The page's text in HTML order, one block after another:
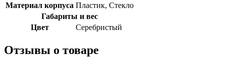
Материал корпуса Пластик, Стекло
Габариты и вес
Цвет
Серебристый
Отзывы о товаре